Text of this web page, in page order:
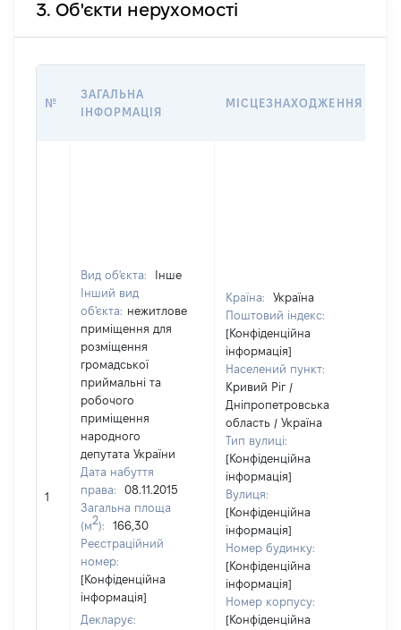
3. Об'єкти нерухомості
№
ЗАГАЛЬНА
ІНФОРМАЦІЯ
МІСЦЕЗНАХОДЖЕННЯ
1
Вид об'єкта:
Інше
Інший вид
об'єкта: нежитлове
приміщення для
розміщення
громадської
приймальні та
робочого
приміщення
народного
депутата України
Дата набуття
права:
08.11.2015
Загальна площа
(м2):
166,30
Реєстраційний
номер:
[Конфіденційна
інформація]
Декларує:
Країна:
Україна
Поштовий індекс:
[Конфіденційна
інформація]
Населений пункт:
Кривий Ріг /
Дніпропетровська
область / Україна
Тип вулиці:
[Конфіденційна
інформація]
Вулиця:
[Конфіденційна
інформація]
Номер будинку:
[Конфіденційна
інформація]
Номер корпусу:
[Конфіденційна